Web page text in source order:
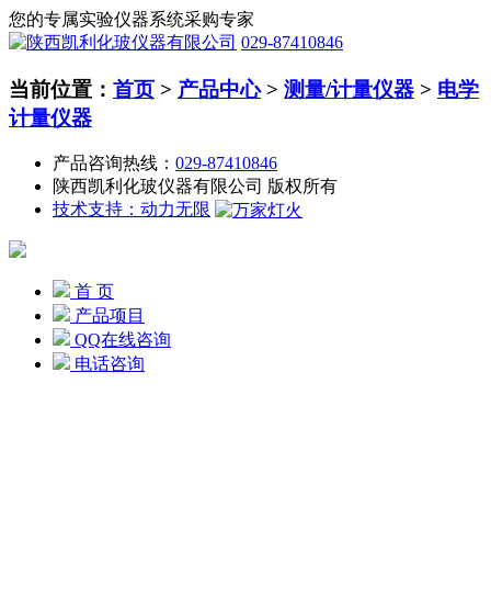
您的专属实验仪器系统采购专家
029-87410846
当前位置： 首页 > 产品中心> 测量/计量仪器 > 电学
计量仪器
产品咨询热线： 029-87410846
陕西凯利化玻仪器有限公司 版权所有
技术支持：动力无限
首 页
产品项目
QQ在线咨询
电话咨询